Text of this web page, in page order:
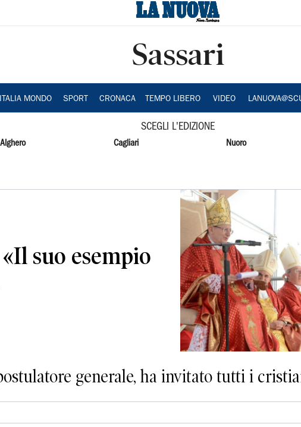
Sassari
ITALIA MONDO SPORT CRONACA TEMPO LIBERO VIDEO
SCEGLI L'EDIZIONE
Alghero Cagliari Nuoro
suo esempio
generale, ha invitato tutti i